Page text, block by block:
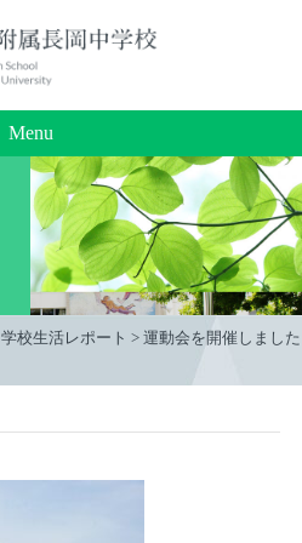
Menu
学校生活レポート > 運動会を開催しました